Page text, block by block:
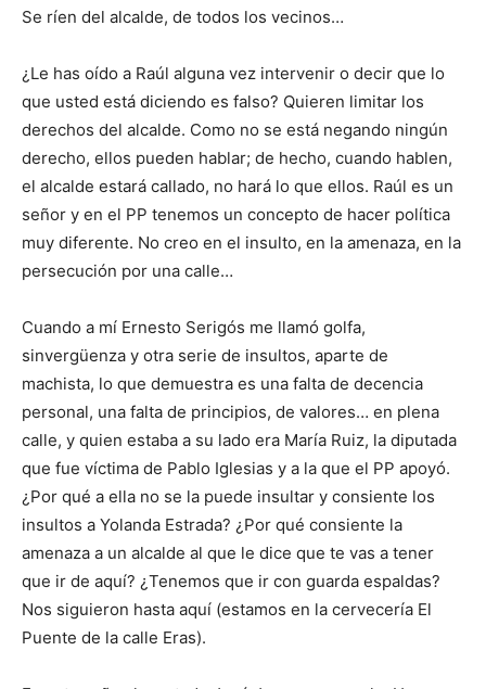
Se ríen del alcalde, de todos los vecinos…
¿Le has oído a Raúl alguna vez intervenir o decir que lo
que usted está diciendo es falso? Quieren limitar los
derechos del alcalde. Como no se está negando ningún
derecho, ellos pueden hablar; de hecho, cuando hablen,
el alcalde estará callado, no hará lo que ellos. Raúl es un
señor y en el PP tenemos un concepto de hacer política
muy diferente. No creo en el insulto, en la amenaza, en la
persecución por una calle…
Cuando a mí Ernesto Serigós me llamó golfa,
sinvergüenza y otra serie de insultos, aparte de
machista, lo que demuestra es una falta de decencia
personal, una falta de principios, de valores… en plena
calle, y quien estaba a su lado era María Ruiz, la diputada
que fue víctima de Pablo Iglesias y a la que el PP apoyó.
¿Por qué a ella no se la puede insultar y consiente los
insultos a Yolanda Estrada? ¿Por qué consiente la
amenaza a un alcalde al que le dice que te vas a tener
que ir de aquí? ¿Tenemos que ir con guarda espaldas?
Nos siguieron hasta aquí (estamos en la cervecería El
Puente de la calle Eras).